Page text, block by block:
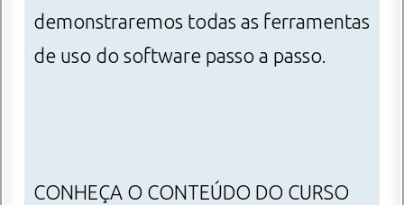
demonstraremos todas as ferramentas
de uso do software passo a passo.
CONHEÇA O CONTEÚDO DO CURSO